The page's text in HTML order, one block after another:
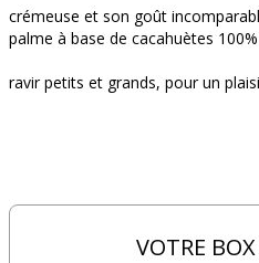
crémeuse et son goût
palme à base de cacahuètes
ravir petits et grands, pour un
VOTRE